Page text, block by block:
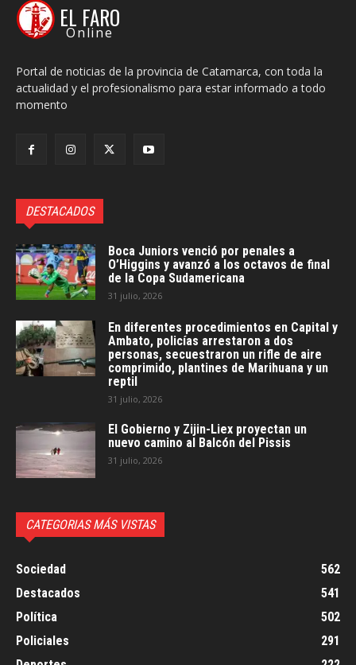
EL FARO
Online
Portal de noticias de la provincia de Catamarca, con toda la
actualidad y el profesionalismo para estar informado a todo
momento
DESTACADOS
Boca Juniors venció por penales a
O’Higgins y avanzó a los octavos de final
de la Copa Sudamericana
31 julio, 2026
En diferentes procedimientos en Capital y
Ambato, policías arrestaron a dos
personas, secuestraron un rifle de aire
comprimido, plantines de Marihuana y un
reptil
31 julio, 2026
El Gobierno y Zijin-Liex proyectan un
nuevo camino al Balcón del Pissis
31 julio, 2026
CATEGORIAS MÁS VISTAS
Sociedad
562
Destacados
541
Política
502
Policiales
291